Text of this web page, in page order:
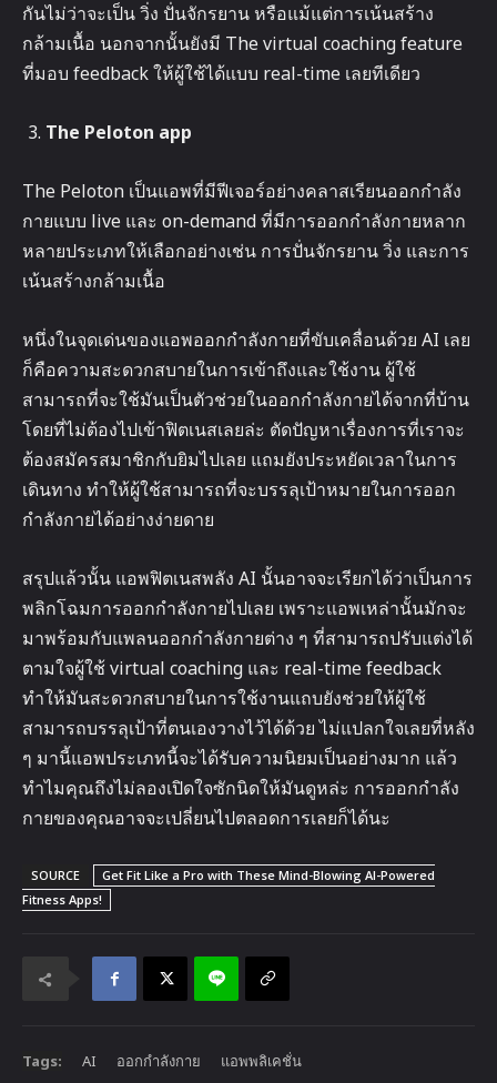
กันไม่ว่าจะเป็น วิ่ง ปั่นจักรยาน หรือแม้แต่การเน้นสร้าง
กล้ามเนื้อ นอกจากนั้นยังมี The virtual coaching feature
ที่มอบ feedback ให้ผู้ใช้ได้แบบ real-time เลยทีเดียว
The Peloton app
The Peloton เป็นแอพที่มีฟีเจอร์อย่างคลาสเรียนออกกำลัง
กายแบบ live และ on-demand ที่มีการออกกำลังกายหลาก
หลายประเภทให้เลือกอย่างเช่น การปั่นจักรยาน วิ่ง และการ
เน้นสร้างกล้ามเนื้อ
หนึ่งในจุดเด่นของแอพออกกำลังกายที่ขับเคลื่อนด้วย AI เลย
ก็คือความสะดวกสบายในการเข้าถึงและใช้งาน ผู้ใช้
สามารถที่จะใช้มันเป็นตัวช่วยในออกกำลังกายได้จากที่บ้าน
โดยที่ไม่ต้องไปเข้าฟิตเนสเลยล่ะ ตัดปัญหาเรื่องการที่เราจะ
ต้องสมัครสมาชิกกับยิมไปเลย แถมยังประหยัดเวลาในการ
เดินทาง ทำให้ผู้ใช้สามารถที่จะบรรลุเป้าหมายในการออก
กำลังกายได้อย่างง่ายดาย
สรุปแล้วนั้น แอพฟิตเนสพลัง AI นั้นอาจจะเรียกได้ว่าเป็นการ
พลิกโฉมการออกกำลังกายไปเลย เพราะแอพเหล่านั้นมักจะ
มาพร้อมกับแพลนออกกำลังกายต่าง ๆ ที่สามารถปรับแต่งได้
ตามใจผู้ใช้ virtual coaching และ real-time feedback
ทำให้มันสะดวกสบายในการใช้งานแถบยังช่วยให้ผู้ใช้
สามารถบรรลุเป้าที่ตนเองวางไว้ได้ด้วย ไม่แปลกใจเลยที่หลัง
ๆ มานี้แอพประเภทนี้จะได้รับความนิยมเป็นอย่างมาก แล้ว
ทำไมคุณถึงไม่ลองเปิดใจซักนิดให้มันดูหล่ะ การออกกำลัง
กายของคุณอาจจะเปลี่ยนไปตลอดการเลยก็ได้นะ
SOURCE
Get Fit Like a Pro with These Mind-Blowing AI-Powered
Fitness Apps!
Tags: AI ออกกำลังกาย แอพพลิเคชั่น